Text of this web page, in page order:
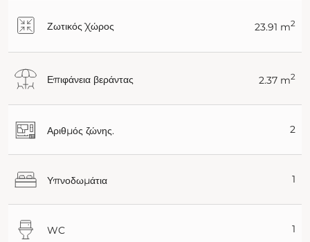
Ζωτικός Χώρος 23.91 m2
Επιφάνεια βεράντας 2.37 m2
Αριθμός ζώνης. 2
Υπνοδωμάτια 1
WC 1